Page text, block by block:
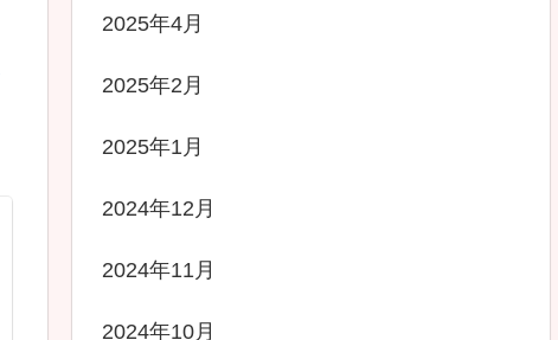
2025年4月
2025年2月
2025年1月
2024年12月
2024年11月
2024年10月